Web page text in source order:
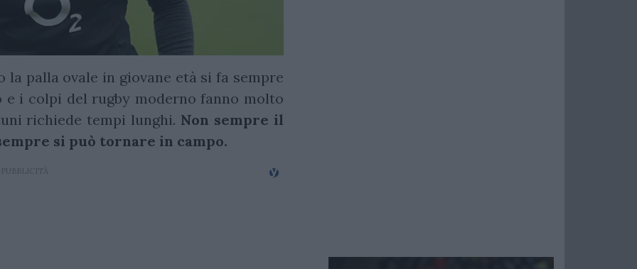
palla ovale in giovane età si fa sempre
i colpi del rugby moderno fanno molto
richiede tempi lunghi. Non sempre il
si può tornare in campo.